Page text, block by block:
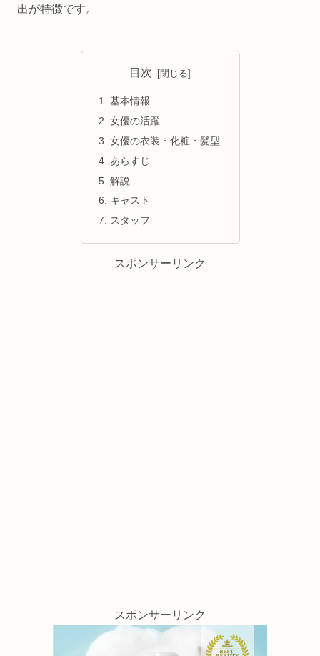
出が特徴です。
目次
基本情報
女優の活躍
女優の衣装・化粧・髪型
あらすじ
解説
キャスト
スタッフ
スポンサーリンク
スポンサーリンク